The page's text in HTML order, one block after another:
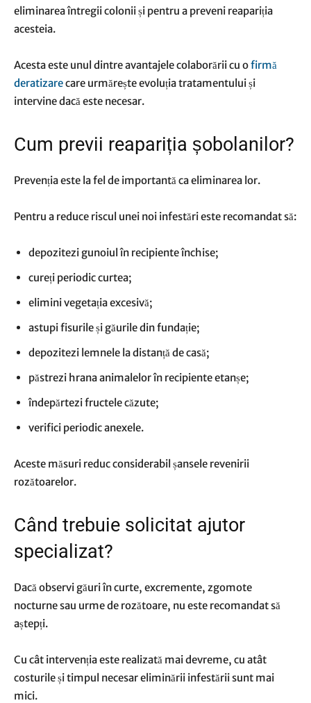
eliminarea întregii colonii și pentru a preveni reapariția
acesteia.
Acesta este unul dintre avantajele colaborării cu ofirmă
deratizarecare urmărește evoluția tratamentului și
intervine dacă este necesar.
Cum previi reapariția șobolanilor?
Prevenția este la fel de importantă ca eliminarea lor.
Pentru a reduce riscul unei noi infestări este recomandat să:
depozitezi gunoiul în recipiente închise;
cureți periodic curtea;
elimini vegetația excesivă;
astupi fisurile și găurile din fundație;
depozitezi lemnele la distanță de casă;
păstrezi hrana animalelor în recipiente etanșe;
îndepărtezi fructele căzute;
verifici periodic anexele.
Aceste măsuri reduc considerabil șansele revenirii
rozătoarelor.
Când trebuie solicitat ajutor
specializat?
Dacă observi găuri în curte, excremente, zgomote
nocturne sau urme de rozătoare, nu este recomandat să
aștepți.
Cu cât intervenția este realizată mai devreme, cu atât
costurile și timpul necesar eliminării infestării sunt mai
mici.